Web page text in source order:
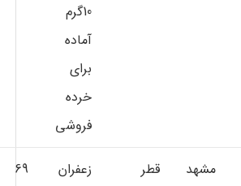
10گرم
آماده
براي
خرده
فروشي
مشهد قطر
زعفران
69